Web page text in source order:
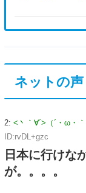
ネットの声
2: <丶｀∀´>（´・ω・
ID:rvDL+gzc
日本に行けな
が。。。。